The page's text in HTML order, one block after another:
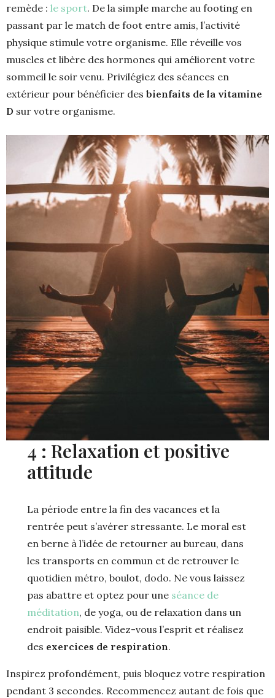
remède : le sport. De la simple marche au footing en
passant par le match de foot entre amis, l’activité
physique stimule votre organisme. Elle réveille vos
muscles et libère des hormones qui améliorent votre
sommeil le soir venu. Privilégiez des séances en
extérieur pour bénéficier des bienfaits de la vitamine
D sur votre organisme.
4 : Relaxation et positive
attitude
La période entre la fin des vacances et la
rentrée peut s’avérer stressante. Le moral est
en berne à l’idée de retourner au bureau, dans
les transports en commun et de retrouver le
quotidien métro, boulot, dodo. Ne vous laissez
pas abattre et optez pour une séance de
méditation, de yoga, ou de relaxation dans un
endroit paisible. Videz-vous l’esprit et réalisez
des exercices de respiration.
Inspirez profondément, puis bloquez votre respiration
pendant 3 secondes. Recommencez autant de fois que